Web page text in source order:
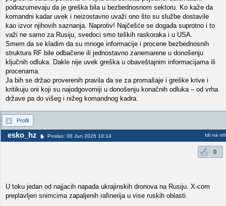
podrazumevaju da je greška bila u bezbednosnom sektoru. Ko kaže da
komandni kadar uvek i neizostavno uvaži ono što su službe dostavile
kao izvor njihovih saznanja. Naprotiv! Najčešće se događa suprotno i to
važi ne samo za Rusiju, svedoci smo teških raskoraka i u USA.
Smem da se kladim da su mnoge informacije i procene bezbednosnih
struktura RF bile odbačene ili jednostavno zanemarene u donošenju
ključnih odluka. Dakle nije uvek greška u obaveštajnim informacijama ili
procenama.
Ja bih se držao proverenih pravila da se za promašaje i greške krive i
kritikuju oni koji su najodgovorniji u donošenju konačnih odluka – od vrha
države pa do višeg i nižeg komandnog kadra.
Profil
esko_hz Poslao: 06 Jun 2026 10:14 Idi na vrh
0
U toku jedan od najjacih napada ukrajinskih dronova na Rusiju. X-com
preplavljen snimcima zapaljenih rafinerija u vise ruskih oblasti.